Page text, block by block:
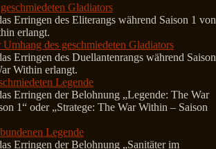
Gladiators
Erringen des Eliterangs während Saison 1 von
erlangt.
Umhang des geschmiedeten Gladiators
Erringen des Duellantenrangs während Saison
Within erlangt.
Legende
Erringen der Belohnung „Legende: The War
1“ oder „Stratege: The War Within – Saison
Legende
Erringen der Belohnung „Sanitäter im